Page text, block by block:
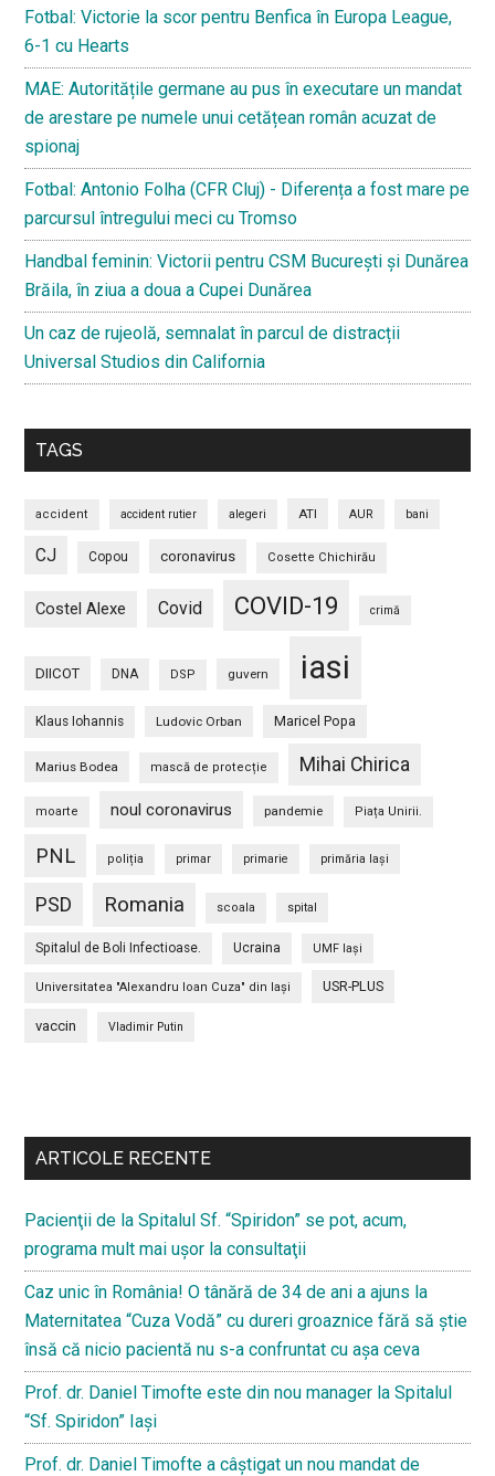
Fotbal: Victorie la scor pentru Benfica în Europa League,
6-1 cu Hearts
MAE: Autoritățile germane au pus în executare un mandat
de arestare pe numele unui cetățean român acuzat de
spionaj
Fotbal: Antonio Folha (CFR Cluj) - Diferența a fost mare pe
parcursul întregului meci cu Tromso
Handbal feminin: Victorii pentru CSM București și Dunărea
Brăila, în ziua a doua a Cupei Dunărea
Un caz de rujeolă, semnalat în parcul de distracții
Universal Studios din California
TAGS
accident accident rutier alegeri ATI AUR bani
CJ Copou coronavirus Cosette Chichirău
Costel Alexe Covid COVID-19 crimă
DIICOT DNA DSP guvern iasi
Klaus Iohannis Ludovic Orban Maricel Popa
Marius Bodea mască de protecție Mihai Chirica
moarte noul coronavirus pandemie Piața Unirii.
PNL poliția primar primarie primăria Iași
PSD Romania scoala spital
Spitalul de Boli Infectioase. Ucraina UMF Iași
Universitatea "Alexandru Ioan Cuza" din Iaşi USR-PLUS
vaccin Vladimir Putin
secundara
ARTICOLE RECENTE
Pacienţii de la Spitalul Sf. “Spiridon” se pot, acum,
programa mult mai uşor la consultaţii
Caz unic în România! O tânără de 34 de ani a ajuns la
Maternitatea “Cuza Vodă” cu dureri groaznice fără să ştie
însă că nicio pacientă nu s-a confruntat cu așa ceva
Prof. dr. Daniel Timofte este din nou manager la Spitalul
“Sf. Spiridon” Iaşi
Prof. dr. Daniel Timofte a câștigat un nou mandat de